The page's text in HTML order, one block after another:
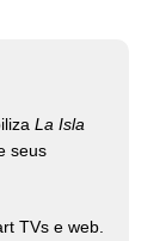
La Isla
seus
TVs e web.